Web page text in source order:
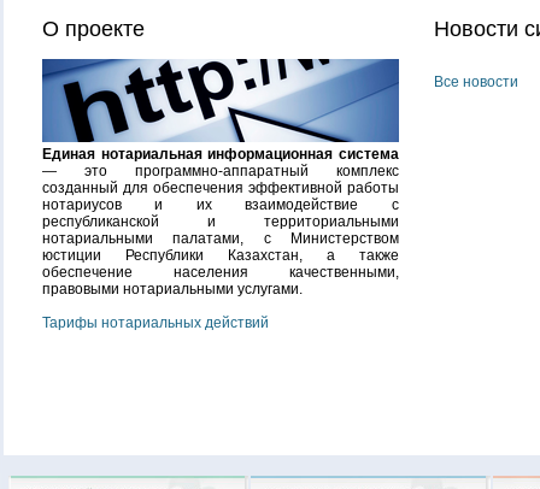
О проекте
Единая нотариальная информационная система
— это программно-аппаратный комплекс
созданный для обеспечения эффективной работы
нотариусов и их взаимодействие с
республиканской и территориальными
нотариальными палатами, с Министерством
юстиции Республики Казахстан, а также
обеспечение населения качественными,
правовыми нотариальными услугами.
Тарифы нотариальных действий
Новости
Все новости